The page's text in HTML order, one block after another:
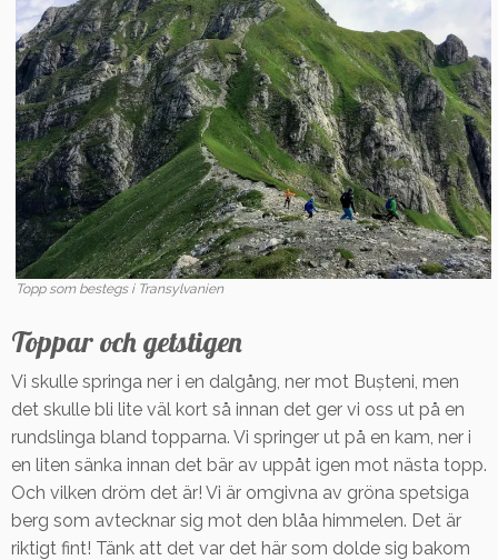
Topp som bestegs i Transylvanien
Toppar och getstigen
Vi skulle springa ner i en dalgång, ner mot Bușteni, men
det skulle bli lite väl kort så innan det ger vi oss ut på en
rundslinga bland topparna. Vi springer ut på en kam, ner i
en liten sänka innan det bär av uppåt igen mot nästa topp.
Och vilken dröm det är! Vi är omgivna av gröna spetsiga
berg som avtecknar sig mot den blåa himmelen. Det är
riktigt fint! Tänk att det var det här som dolde sig bakom